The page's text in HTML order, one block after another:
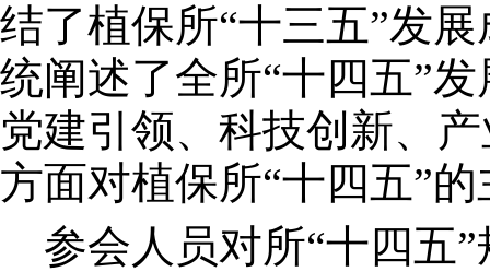
结了植保所“十三五”发
统阐述了全所“十四五”
党建引领、科技创新、
方面对植保所“十四五”
参会人员对所“十四五